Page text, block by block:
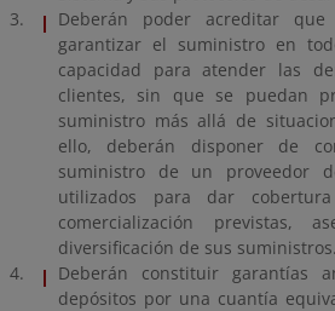
Deberán poder acreditar
garantizar el suministro en
capacidad para atender las
clientes, sin que se puedan
suministro más allá de
ello, deberán disponer de
suministro de un proveedor
utilizados para dar
comercialización previstas,
diversificación de sus suministros.
Deberán constituir garantías
depósitos por una cuantía